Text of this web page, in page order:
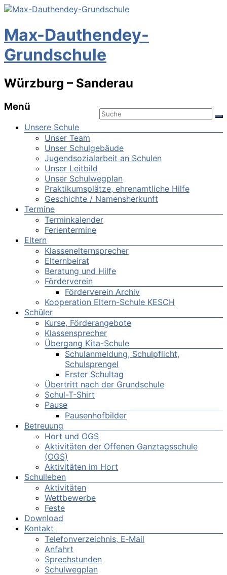
Max-Dauthendey-
Grundschule
Würzburg – Sanderau
Menü
Unsere Schule
Unser Team
Unser Schulgebäude
Jugendsozialarbeit an Schulen
Unser Leitbild
Unser Schulwegplan
Praktikumsplätze, ehrenamtliche Hilfe
Geschichte / Namensherkunft
Termine
Terminkalender
Ferientermine
Eltern
Klassenelternsprecher
Elternbeirat
Beratung und Hilfe
Förderverein
Förderverein Archiv
Kooperation Eltern-Schule KESCH
Schüler
Kurse, Förderangebote
Klassensprecher
Übergang Kita-Schule
Schulanmeldung, Schulpflicht,
Schulsprengel
Erster Schultag
Übertritt nach der Grundschule
Schul-T-Shirt
Pause
Pausenhofbilder
Betreuung
Hort und OGS
Aktivitäten der Offenen Ganztagsschule
(OGS)
Aktivitäten im Hort
Schulleben
Aktivitäten
Wettbewerbe
Feste
Download
Kontakt
Telefonverzeichnis, E‑Mail
Anfahrt
Sprechstunden
Schulwegplan